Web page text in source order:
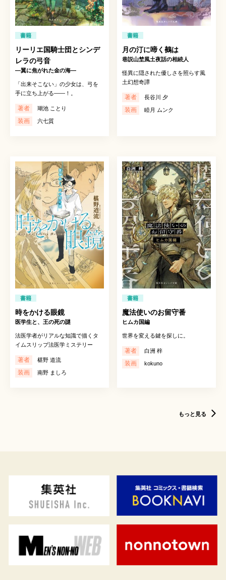
書籍
リーリエ国騎士団とシンデ
レラの弓音
―翼に焦がれた金の海―
「出来そこない」の少女は、弓を
手に立ち上がる——！。
著者 瑚池 ことり
装画 六七質
書籍
月の汀に啼く鵺は
巷説山埜風土夜話の相続人
怪異に隠された優しさを照らす風
土幻想奇譚
著者 長谷川 夕
装画 睦月 ムンク
書籍
時をかける眼鏡
医学生と、王の死の謎
法医学者がリアルな知識で描くタ
イムスリップ法医学ミステリー
著者 椹野 道流
装画 南野 ましろ
書籍
魔法使いのお留守番
ヒムカ国編
世界を変える鍵を探しに。
著者 白洲 梓
装画 kokuno
もっと見る